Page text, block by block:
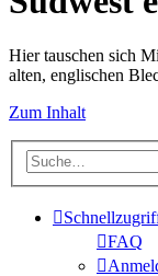
Hier tauschen sich
alten, englischen
Zum Inhalt
FAQ